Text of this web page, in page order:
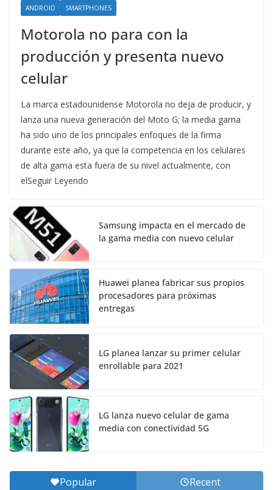
ANDROID SMARTPHONES
Motorola no para con la
producción y presenta nuevo
celular
La marca estadounidense Motorola no deja de producir, y
lanza una nueva generación del Moto G; la media gama
ha sido uno de los principales enfoques de la firma
durante este año, ya que la competencia en los celulares
de alta gama esta fuera de su nivel actualmente, con
elSeguir Leyendo
Samsung impacta en el mercado de
la gama media con nuevo celular
Huawei planea fabricar sus propios
procesadores para próximas
entregas
LG planea lanzar su primer celular
enrollable para 2021
LG lanza nuevo celular de gama
media con conectividad 5G
Popular Recent